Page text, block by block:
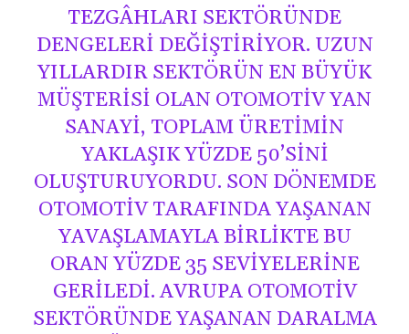
TEZGÂHLARI SEKTÖRÜNDE
DENGELERI DEĞIŞTIRIYOR. UZUN
YILLARDIR SEKTÖRÜN EN BÜYÜK
MÜŞTERISI OLAN OTOMOTIV YAN
SANAYI, TOPLAM ÜRETIMIN
YAKLAŞIK YÜZDE 50’SINI
OLUŞTURUYORDU. SON DÖNEMDE
OTOMOTIV TARAFINDA YAŞANAN
YAVAŞLAMAYLA BIRLIKTE BU
ORAN YÜZDE 35 SEVIYELERINE
GERILEDI. AVRUPA OTOMOTIV
SEKTÖRÜNDE YAŞANAN DARALMA